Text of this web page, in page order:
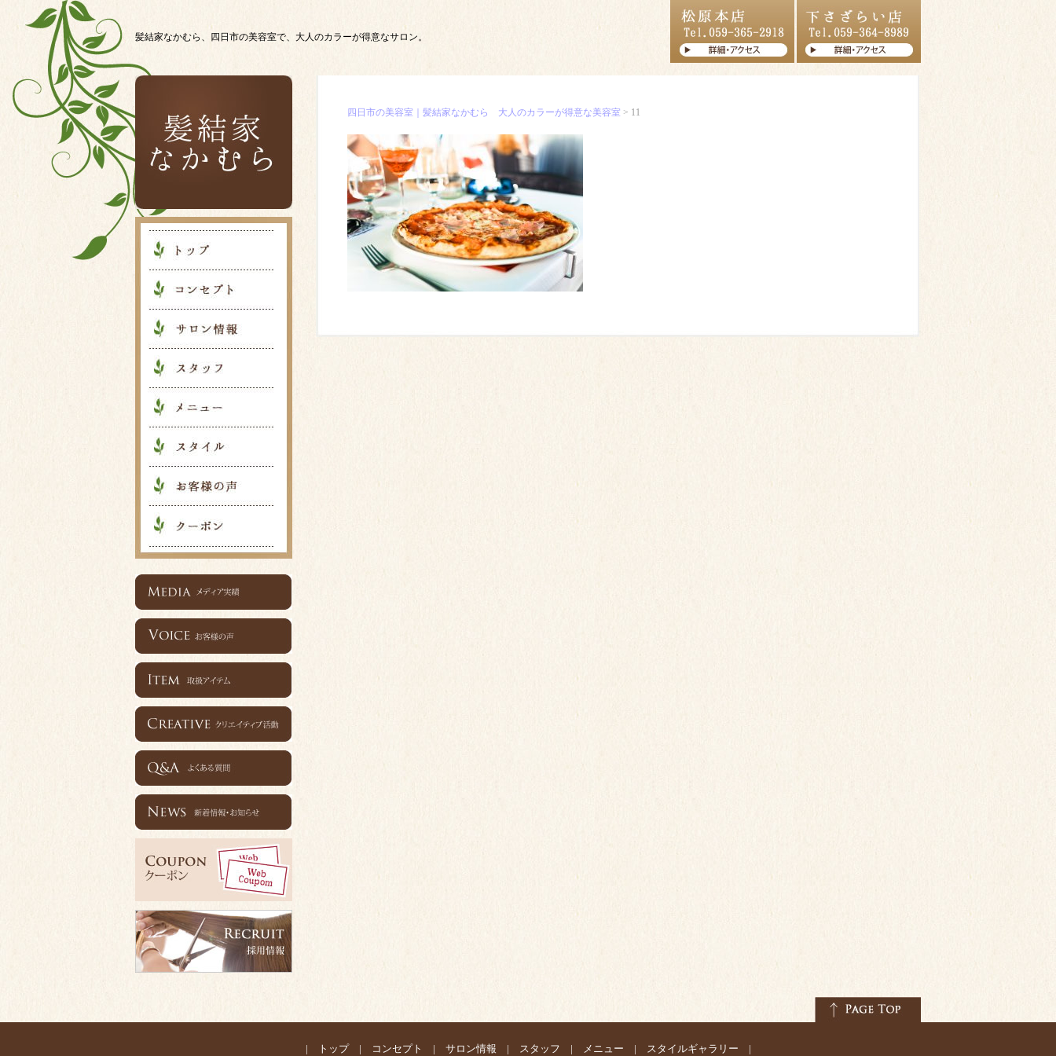
髪結家なかむら、四日市の美容室で、大人のカラーが得意なサロン。
四日市の美容室｜髪結家なかむら 大人のカラーが得意な美容室 > 11
| トップ | コンセプト | サロン情報 | スタッフ | メニュー | スタイルギャラリー |